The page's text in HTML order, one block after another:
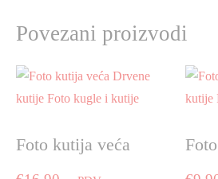
Povezani proizvodi
Foto kutija veća